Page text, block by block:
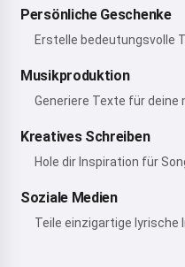
Persönliche Geschenke
Erstelle bedeutungsvolle
Musikproduktion
Generiere Texte für deine
Kreatives Schreiben
Hole dir Inspiration für
Soziale Medien
Teile einzigartige lyrische